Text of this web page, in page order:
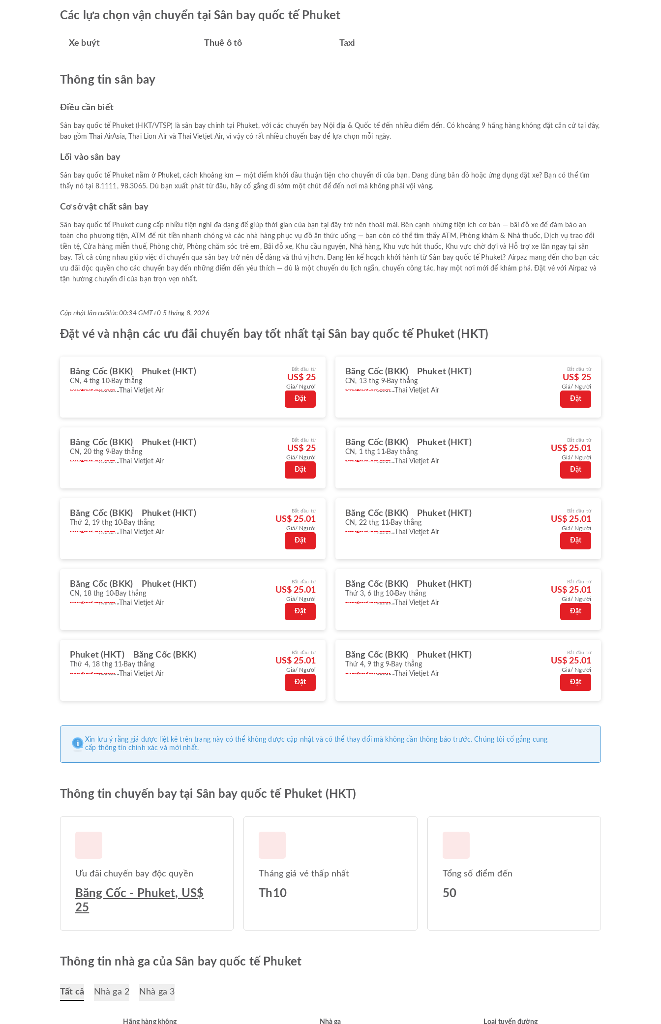
Các lựa chọn vận chuyển tại Sân bay quốc tế Phuket
Xe buýt Thuê ô tô Taxi
Thông tin sân bay
Điều cần biết
Sân bay quốc tế Phuket (HKT/VTSP) là sân bay chính tại Phuket, với các chuyến bay Nội địa & Quốc tế đến nhiều điểm đến. Có khoảng 9 hãng hàng không đặt căn cứ tại đây,
bao gồm Thai AirAsia, Thai Lion Air và Thai Vietjet Air, vì vậy có rất nhiều chuyến bay để lựa chọn mỗi ngày.
Lối vào sân bay
Sân bay quốc tế Phuket nằm ở Phuket, cách khoảng km — một điểm khởi đầu thuận tiện cho chuyến đi của bạn. Đang dùng bản đồ hoặc ứng dụng đặt xe? Bạn có thể tìm
thấy nó tại 8.1111, 98.3065. Dù bạn xuất phát từ đâu, hãy cố gắng đi sớm một chút để đến nơi mà không phải vội vàng.
Cơ sở vật chất sân bay
Sân bay quốc tế Phuket cung cấp nhiều tiện nghi đa dạng để giúp thời gian của bạn tại đây trở nên thoải mái. Bên cạnh những tiện ích cơ bản — bãi đỗ xe để đảm bảo an
toàn cho phương tiện, ATM để rút tiền nhanh chóng và các nhà hàng phục vụ đồ ăn thức uống — bạn còn có thể tìm thấy ATM, Phòng khám & Nhà thuốc, Dịch vụ trao đổi
tiền tệ, Cửa hàng miễn thuế, Phòng chờ, Phòng chăm sóc trẻ em, Bãi đỗ xe, Khu cầu nguyện, Nhà hàng, Khu vực hút thuốc, Khu vực chờ đợi và Hỗ trợ xe lăn ngay tại sân
bay. Tất cả cùng nhau giúp việc di chuyển qua sân bay trở nên dễ dàng và thú vị hơn. Đang lên kế hoạch khởi hành từ Sân bay quốc tế Phuket? Airpaz mang đến cho bạn các
ưu đãi độc quyền cho các chuyến bay đến những điểm đến yêu thích — dù là một chuyến du lịch ngắn, chuyến công tác, hay một nơi mới để khám phá. Đặt vé với Airpaz và
tận hưởng chuyến đi của bạn trọn vẹn nhất.
Cập nhật lần cuốilúc 00:34 GMT+0 5 tháng 8, 2026
Đặt vé và nhận các ưu đãi chuyến bay tốt nhất tại Sân bay quốc tế Phuket (HKT)
Băng Cốc (BKK) Phuket (HKT)
CN, 4 thg 10 Bay thẳng
Thai Vietjet Air
Bắt đầu từ
US$ 25
Giá/ Người
Đặt
Băng Cốc (BKK) Phuket (HKT)
CN, 13 thg 9 Bay thẳng
Thai Vietjet Air
Bắt đầu từ
US$ 25
Giá/ Người
Đặt
Băng Cốc (BKK) Phuket (HKT)
CN, 20 thg 9 Bay thẳng
Thai Vietjet Air
Bắt đầu từ
US$ 25
Giá/ Người
Đặt
Băng Cốc (BKK) Phuket (HKT)
CN, 1 thg 11 Bay thẳng
Thai Vietjet Air
Bắt đầu từ
US$ 25.01
Giá/ Người
Đặt
Băng Cốc (BKK) Phuket (HKT)
Thứ 2, 19 thg 10 Bay thẳng
Thai Vietjet Air
Bắt đầu từ
US$ 25.01
Giá/ Người
Đặt
Băng Cốc (BKK) Phuket (HKT)
CN, 22 thg 11 Bay thẳng
Thai Vietjet Air
Bắt đầu từ
US$ 25.01
Giá/ Người
Đặt
Băng Cốc (BKK) Phuket (HKT)
CN, 18 thg 10 Bay thẳng
Thai Vietjet Air
Bắt đầu từ
US$ 25.01
Giá/ Người
Đặt
Băng Cốc (BKK) Phuket (HKT)
Thứ 3, 6 thg 10 Bay thẳng
Thai Vietjet Air
Bắt đầu từ
US$ 25.01
Giá/ Người
Đặt
Phuket (HKT) Băng Cốc (BKK)
Thứ 4, 18 thg 11 Bay thẳng
Thai Vietjet Air
Bắt đầu từ
US$ 25.01
Giá/ Người
Đặt
Băng Cốc (BKK) Phuket (HKT)
Thứ 4, 9 thg 9 Bay thẳng
Thai Vietjet Air
Bắt đầu từ
US$ 25.01
Giá/ Người
Đặt
Xin lưu ý rằng giá được liệt kê trên trang này có thể không được cập nhật và có thể thay đổi mà không cần thông báo trước. Chúng tôi cố gắng cung
cấp thông tin chính xác và mới nhất.
Thông tin chuyến bay tại Sân bay quốc tế Phuket (HKT)
Ưu đãi chuyến bay độc quyền
Băng Cốc - Phuket, US$
25
Tháng giá vé thấp nhất
Th10
Tổng số điểm đến
50
Thông tin nhà ga của Sân bay quốc tế Phuket
Tất cả Nhà ga 2 Nhà ga 3
Hãng hàng không Nhà ga Loại tuyến đường